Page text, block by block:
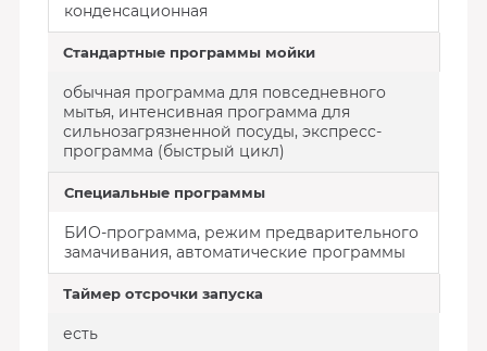
конденсационная
Стандартные программы мойки
обычная программа для повседневного
мытья, интенсивная программа для
сильнозагрязненной посуды, экспресс-
программа (быстрый цикл)
Специальные программы
БИО-программа, режим предварительного
замачивания, автоматические программы
Таймер отсрочки запуска
есть